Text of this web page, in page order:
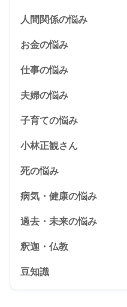
人間関係の悩み
お金の悩み
仕事の悩み
夫婦の悩み
子育ての悩み
小林正観さん
死の悩み
病気・健康の悩み
過去・未来の悩み
釈迦・仏教
豆知識